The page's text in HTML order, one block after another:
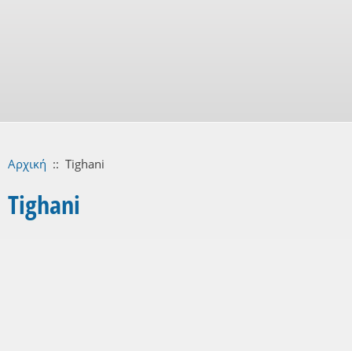
Αρχική :: Tighani
Tighani